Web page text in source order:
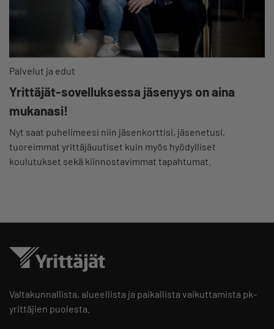
Palvelut ja edut
Yrittäjät-sovelluksessa jäsenyys on aina
mukanasi!
Nyt saat puhelimeesi niin jäsenkorttisi, jäsenetusi,
tuoreimmat yrittäjäuutiset kuin myös hyödylliset
koulutukset sekä kiinnostavimmat tapahtumat.
Valtakunnallista, alueellista ja paikallista vaikuttamista pk-
yrittäjien puolesta.